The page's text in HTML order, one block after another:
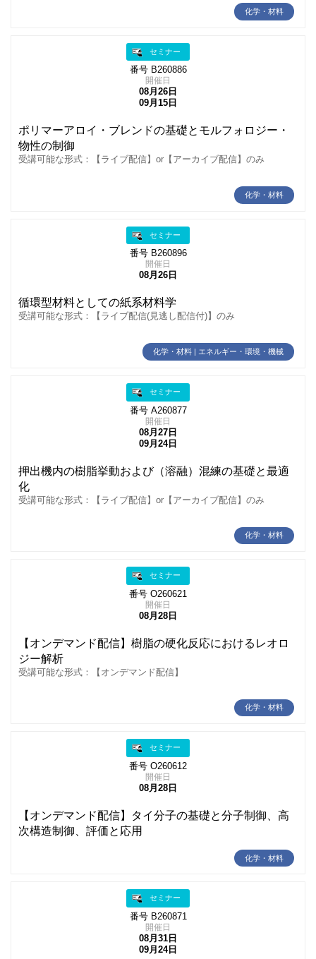
化学・材料
セミナー
番号 B260886
開催日
08月26日
09月15日
ポリマーアロイ・ブレンドの基礎とモルフォロジー・
物性の制御
受講可能な形式：【ライブ配信】or【アーカイブ配信】のみ
化学・材料
セミナー
番号 B260896
開催日
08月26日
循環型材料としての紙系材料学
受講可能な形式：【ライブ配信(見逃し配信付)】のみ
化学・材料 | エネルギー・環境・機械
セミナー
番号 A260877
開催日
08月27日
09月24日
押出機内の樹脂挙動および（溶融）混練の基礎と最適
化
受講可能な形式：【ライブ配信】or【アーカイブ配信】のみ
化学・材料
セミナー
番号 O260621
開催日
08月28日
【オンデマンド配信】樹脂の硬化反応におけるレオロ
ジー解析
受講可能な形式：【オンデマンド配信】
化学・材料
セミナー
番号 O260612
開催日
08月28日
【オンデマンド配信】タイ分子の基礎と分子制御、高
次構造制御、評価と応用
化学・材料
セミナー
番号 B260871
開催日
08月31日
09月24日